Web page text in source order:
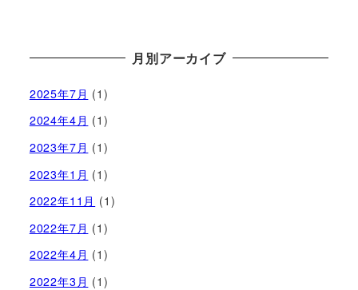
月別アーカイブ
2025年7月 (1)
2024年4月 (1)
2023年7月 (1)
2023年1月 (1)
2022年11月 (1)
2022年7月 (1)
2022年4月 (1)
2022年3月 (1)